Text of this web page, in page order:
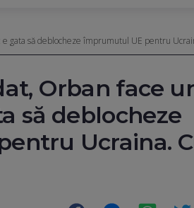
gata să deblocheze împrumutul UE pentru
Orban face
să deblocheze
Ucraina.